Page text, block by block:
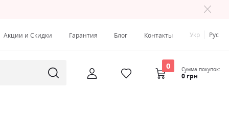
Акции и Скидки Гарантия Блог Контакты Укр Рус
0 Сумма покупок:
0 грн